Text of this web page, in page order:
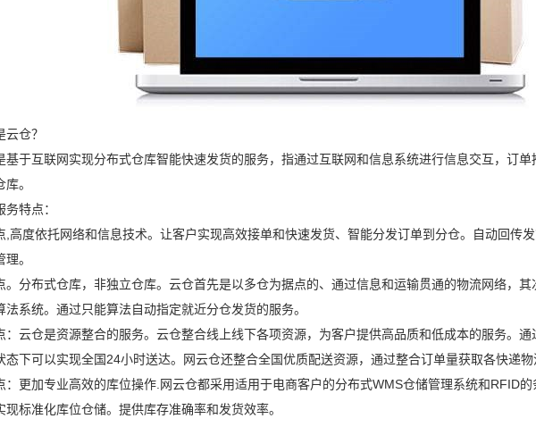
云仓？
基于互联网实现分布式仓库智能快速发货的服务，指通过互联网和信息系统进行信息交互，订
。
务特点：
,高度依托网络和信息技术。让客户实现高效接单和快速发货、智能分发订单到分仓。自动回传
。
。分布式仓库，非独立仓库。云仓首先是以多仓为据点的、通过信息和运输贯通的物流网络，
法系统。通过只能算法自动指定就近分仓发货的服务。
：云仓是资源整合的服务。云仓整合线上线下各项资源，为客户提供高品质和低成本的服务。
态下可以实现全国24小时送达。网云仓还整合全国优质配送资源，通过整合订单量获取各快递物
：更加专业高效的库位操作.网云仓都采用适用于电商客户的分布式WMS仓储管理系统和RFID
现标准化库位仓储。提供库存准确率和发货效率。